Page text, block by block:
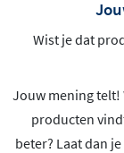
Wist je dat
Jouw mening telt!
producten
beter? Laat dan